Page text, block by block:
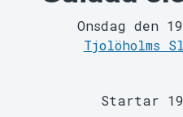
Onsdag den
Tjolöholms
Startar